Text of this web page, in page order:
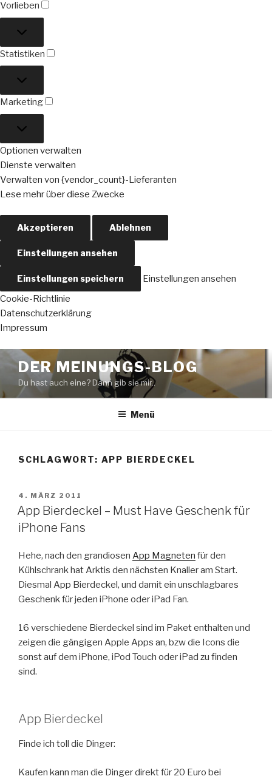
Vorlieben
Statistiken
Marketing
Optionen verwalten
Dienste verwalten
Verwalten von {vendor_count}-Lieferanten
Lese mehr über diese Zwecke
Akzeptieren Ablehnen
Einstellungen ansehen
Einstellungen speichern
Einstellungen ansehen
Cookie-Richtlinie
Datenschutzerklärung
Impressum
Zum
Inhalt
springen
DER MEINUNGS-BLOG
Du hast auch eine? Dann gib sie mir..
Menü
SCHLAGWORT: APP BIERDECKEL
VERÖFFENTLICHT
AM
4. MÄRZ 2011
App Bierdeckel – Must Have Geschenk für
iPhone Fans
Hehe, nach den grandiosen App Magneten für den
Kühlschrank hat Arktis den nächsten Knaller am Start.
Diesmal App Bierdeckel, und damit ein unschlagbares
Geschenk für jeden iPhone oder iPad Fan.
16 verschiedene Bierdeckel sind im Paket enthalten und
zeigen die gängigen Apple Apps an, bzw die Icons die
sonst auf dem iPhone, iPod Touch oder iPad zu finden
sind.
App Bierdeckel
Finde ich toll die Dinger:
Kaufen kann man die Dinger direkt für 20 Euro bei